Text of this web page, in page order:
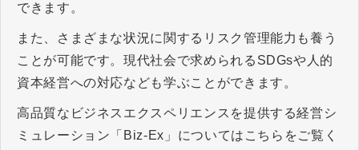
できます。
また、さまざまな状況に関するリスク管理能力も養う
ことが可能です。現代社会で求められるSDGsや人的
資本経営への対応なども学ぶことができます。
高品質なビジネスエクスペリエンスを提供する経営シ
ミュレーション「Biz-Ex」についてはこちらをご覧く